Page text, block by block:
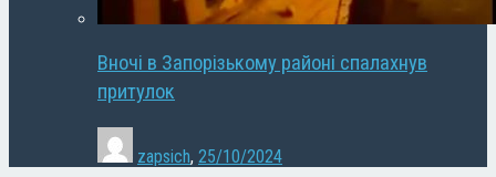
Вночі в Запорізькому районі спалахнув
притулок
zapsich, 25/10/2024